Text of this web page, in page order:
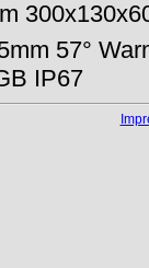
57°
IP67